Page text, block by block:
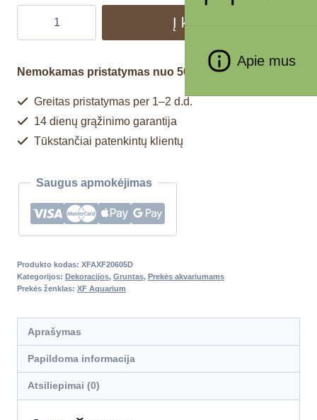
Apie mus
Į krepšelį
Nemokamas pristatymas nuo 50€
Greitas pristatymas per 1–2 d.d.
14 dienų grąžinimo garantija
Tūkstančiai patenkintų klientų
Saugus apmokėjimas
Produkto kodas: XFAXF20605D
Kategorijos: Dekoracijos, Gruntas, Prekės akvariumams
Prekės ženklas: XF Aquarium
Aprašymas
Papildoma informacija
Atsiliepimai (0)